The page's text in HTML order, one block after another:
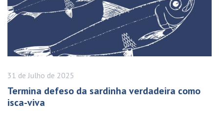
31 de Julho de 2025
Termina defeso da sardinha verdadeira como
isca-viva